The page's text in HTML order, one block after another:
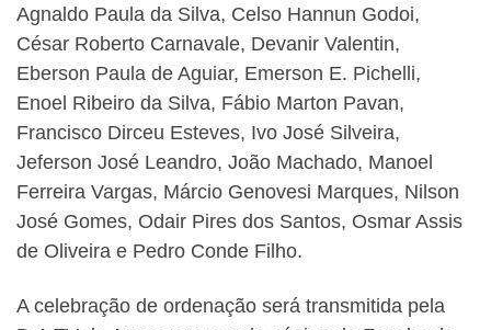
Agnaldo Paula da Silva, Celso Hannun Godoi,
César Roberto Carnavale, Devanir Valentin,
Eberson Paula de Aguiar, Emerson E. Pichelli,
Enoel Ribeiro da Silva, Fábio Marton Pavan,
Francisco Dirceu Esteves, Ivo José Silveira,
Jeferson José Leandro, João Machado, Manoel
Ferreira Vargas, Márcio Genovesi Marques, Nilson
José Gomes, Odair Pires dos Santos, Osmar Assis
de Oliveira e Pedro Conde Filho.
A celebração de ordenação será transmitida pela